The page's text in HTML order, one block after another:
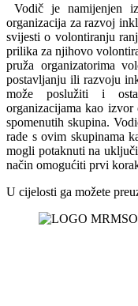
Vodič je namijenjen
organizacija za razvoj
svijesti o volontiranju
prilika za njihovo
pruža organizatorima
postavljanju ili razvoju
može poslužiti i
organizacijama kao
spomenutih skupina.
rade s ovim skupinama
mogli potaknuti na
način omogućiti prvi
U cijelosti ga možete